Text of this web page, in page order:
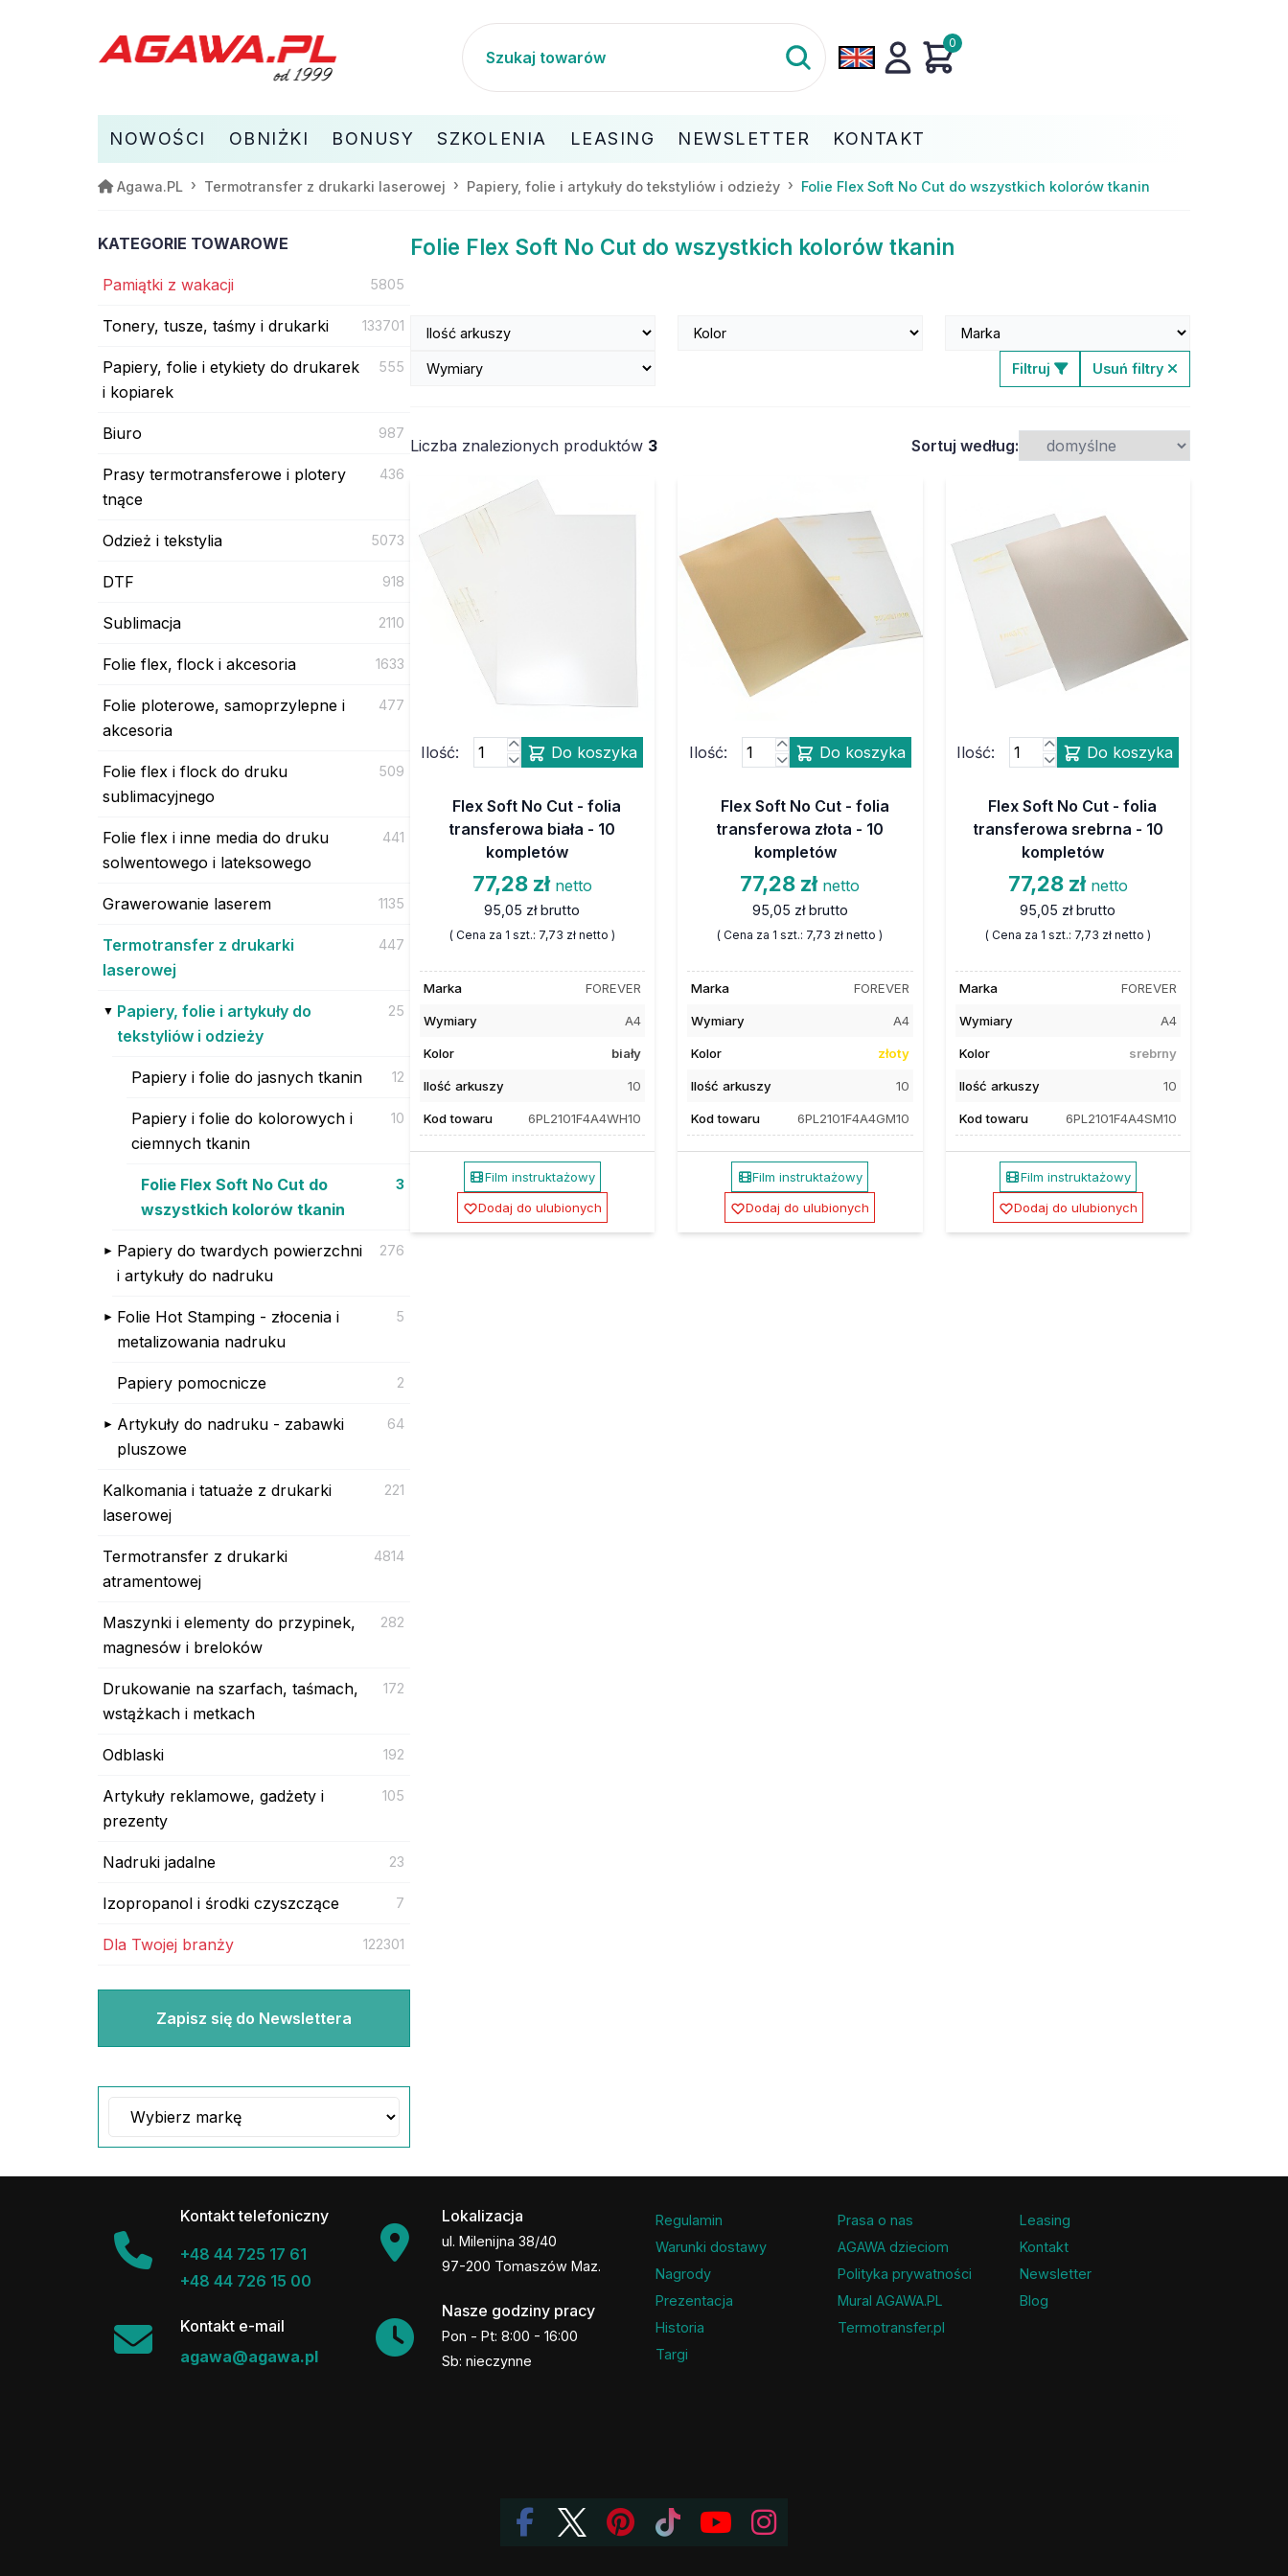
0
NOWOŚCI OBNIŻKI BONUSY SZKOLENIA LEASING NEWSLETTER KONTAKT
Agawa.PL Termotransfer z drukarki laserowej Papiery, folie i artykuły do tekstyliów i odzieży Folie Flex Soft No Cut do wszystkich kolorów tkanin
KATEGORIE TOWAROWE
Pamiątki z wakacji 5805
Tonery, tusze, taśmy i drukarki 133701
Papiery, folie i etykiety do drukarek
i kopiarek
555
Biuro 987
Prasy termotransferowe i plotery
tnące
436
Odzież i tekstylia 5073
DTF 918
Sublimacja 2110
Folie flex, flock i akcesoria 1633
Folie ploterowe, samoprzylepne i
akcesoria
477
Folie flex i flock do druku
sublimacyjnego
509
Folie flex i inne media do druku
solwentowego i lateksowego
441
Grawerowanie laserem 1135
Termotransfer z drukarki
laserowej
447
Papiery, folie i artykuły do
tekstyliów i odzieży
25
Papiery i folie do jasnych tkanin 12
Papiery i folie do kolorowych i
ciemnych tkanin
10
Folie Flex Soft No Cut do
wszystkich kolorów tkanin
3
Papiery do twardych powierzchni
i artykuły do nadruku
276
Folie Hot Stamping - złocenia i
metalizowania nadruku
5
Papiery pomocnicze 2
Artykuły do nadruku - zabawki
pluszowe
64
Kalkomania i tatuaże z drukarki
laserowej
221
Termotransfer z drukarki
atramentowej
4814
Maszynki i elementy do przypinek,
magnesów i breloków
282
Drukowanie na szarfach, taśmach,
wstążkach i metkach
172
Odblaski 192
Artykuły reklamowe, gadżety i
prezenty
105
Nadruki jadalne 23
Izopropanol i środki czyszczące 7
Dla Twojej branży 122301
Zapisz się do Newslettera
Folie Flex Soft No Cut do wszystkich kolorów tkanin
Filtruj Usuń filtry
Liczba znalezionych produktów 3 Sortuj według:
Ilość: Do koszyka
Flex Soft No Cut - folia
transferowa biała - 10
kompletów
77,28 zł netto
95,05 zł brutto
( Cena za 1 szt.: 7,73 złnetto )
Marka FOREVER
Wymiary A4
Kolor biały
Ilość arkuszy 10
Kod towaru 6PL2101F4A4WH10
Film instruktażowy
Dodaj do ulubionych
Ilość: Do koszyka
Flex Soft No Cut - folia
transferowa złota - 10
kompletów
77,28 zł netto
95,05 zł brutto
( Cena za 1 szt.: 7,73 zł netto )
Marka FOREVER
Wymiary A4
Kolor złoty
Ilość arkuszy 10
Kod towaru 6PL2101F4A4GM10
Film instruktażowy
Dodaj do ulubionych
Ilość: Do koszyka
Flex Soft No Cut - folia
transferowa srebrna - 10
kompletów
77,28 zł netto
95,05 zł brutto
( Cena za 1 szt.: 7,73 złnetto )
Marka FOREVER
Wymiary A4
Kolor srebrny
Ilość arkuszy 10
Kod towaru 6PL2101F4A4SM10
Film instruktażowy
Dodaj do ulubionych
Kontakt telefoniczny
+48 44 725 17 61
+48 44 726 15 00
Kontakt e-mail
agawa@agawa.pl
Lokalizacja
ul. Milenijna 38/40
97-200 Tomaszów Maz.
Nasze godziny pracy
Pon - Pt: 8:00 - 16:00
Sb: nieczynne
Regulamin
Warunki dostawy
Nagrody
Prezentacja
Historia
Targi
Prasa o nas
AGAWA dzieciom
Polityka prywatności
Mural AGAWA.PL
Termotransfer.pl
Leasing
Kontakt
Newsletter
Blog